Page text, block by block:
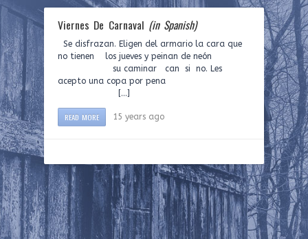
Viernes De Carnaval (in Spanish)
Se disfrazan. Eligen del armario la cara que
no tienen los jueves y peinan de neón
su caminar can si no. Les
acepto una copa por pena
[…]
READ MORE 15 years ago